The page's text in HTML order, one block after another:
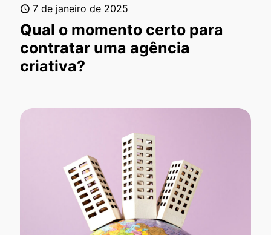
7 de janeiro de 2025
Qual o momento certo para
contratar uma agência
criativa?